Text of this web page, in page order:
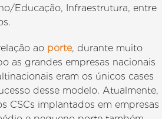
Educação, Infraestrutura, entre
ao porte, durante muito
as grandes empresas nacionais
eram os únicos cases
desse modelo. Atualmente,
CSCs implantados em empresas